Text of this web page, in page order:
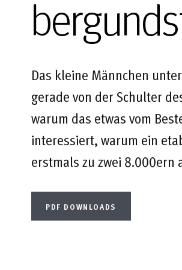
Das kleine Männchen
gerade von der Schulter
warum das etwas vom
interessiert, warum ein
erstmals zu zwei
PDF DOWNLOADS